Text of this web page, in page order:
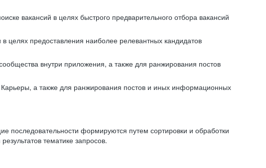
вакансий в целях быстрого предварительного отбора вакансий
целях предоставления наиболее релевантных кандидатов
внутри приложения, а также для ранжирования постов
а также для ранжирования постов и иных информационных
формируются путем сортировки и обработки
тематике запросов.